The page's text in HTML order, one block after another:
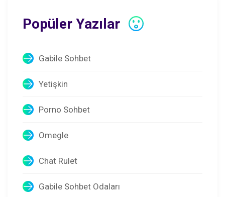
Popüler Yazılar
Gabile Sohbet
Yetişkin
Porno Sohbet
Omegle
Chat Rulet
Gabile Sohbet Odaları